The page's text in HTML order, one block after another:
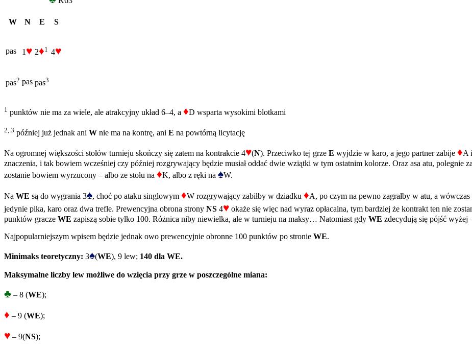
W N E S
pas 1♥ 2♦1 4♥
pas2 pas pas3
1 punktów nie ma za wiele, ale atrakcyjny układ 6–4, a ♦D wsparta wysokimi blotkami
2, 3 później już jednak ani W nie ma na kontrę, ani E na powtórną licytację
Na ogromnej większości stołów turnieju skończy się zatem na kontrakcie 4♥(N). Przeciwko tej grze E wyjdzie w karo, a jego partner zabije ♦A
znaczenia, i tak bowiem wcześniej czy później rozgrywający będzie musiał oddać dwie wziątki w tym ostatnim kolorze. Oraz asa atu, polegnie
zostanie bowiem wyrzucony – albo ze stołu na ♦K, albo z ręki na ♠W.
Na WE są do wygrania 3♠, choć po ataku singlowym ♦W rozgrywający zabiłby w dziadku ♦A, po czym na pewno zagrałby w atu, a
jedynie pika, karo oraz dwa trefle. Prewencyjna obrona strony NS 4♥ okaże się więc nad wyraz opłacalna, tym bardziej że kontrakt ten nie
punktów gracze WE zapiszą sobie tylko 100. Różnica niby niewielka, ale w turnieju na maksy… Natomiast gdy WE zdecydują się pójść wyżej
Najpopularniejszym wpisem będzie jednak owo prewencyjnie obronne 100 punktów po stronie WE.
Minimaks teoretyczny: 3♠(WE), 9 lew; 140 dla WE.
Maksymalne liczby lew możliwe do wzięcia przy grze w poszczególne miana:
♣ – 8 (WE);
♦ – 9 (WE);
♥ – 9(NS);